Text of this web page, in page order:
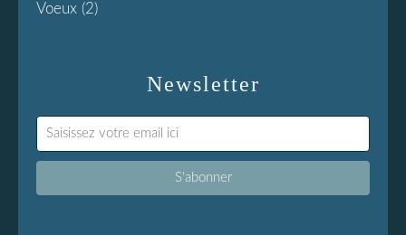
Newsletter
Voeux (2)